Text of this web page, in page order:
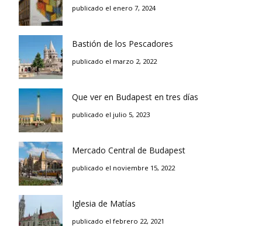
publicado el enero 7, 2024
Bastión de los Pescadores
publicado el marzo 2, 2022
Que ver en Budapest en tres días
publicado el julio 5, 2023
Mercado Central de Budapest
publicado el noviembre 15, 2022
Iglesia de Matías
publicado el febrero 22, 2021